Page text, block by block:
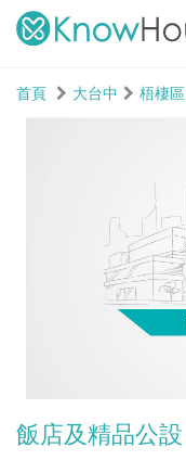
首頁
大台中 梧棲區
飯店及精品公設